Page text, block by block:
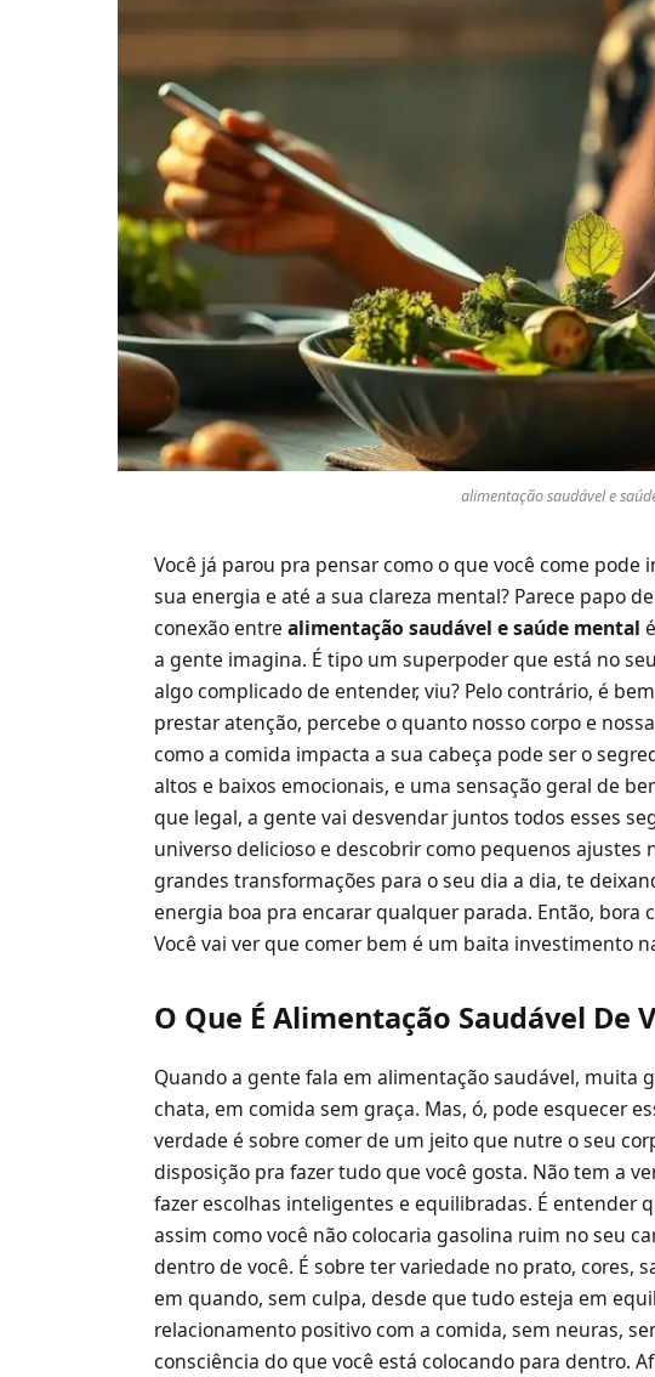
alimentação saudável e
Você já parou pra pensar como o que você come
sua energia e até a sua clareza mental? Parece papo
conexão entrealimentação saudável e saúde mental
a gente imagina. É tipo um superpoder que está no
algo complicado de entender, viu? Pelo contrário, é
prestar atenção, percebe o quanto nosso corpo e
como a comida impacta a sua cabeça pode ser o
altos e baixos emocionais, e uma sensação geral de
que legal, a gente vai desvendar juntos todos esses
universo delicioso e descobrir como pequenos
grandes transformações para o seu dia a dia, te
energia boa pra encarar qualquer parada. Então, bora
Você vai ver que comer bem é um baita investimento
O Que É Alimentação Saudável De
Quando a gente fala em alimentação saudável, muita
chata, em comida sem graça. Mas, ó, pode esquecer
verdade é sobre comer de um jeito que nutre o seu
disposição pra fazer tudo que você gosta. Não tem a
fazer escolhas inteligentes e equilibradas. É entender
assim como você não colocaria gasolina ruim no seu
dentro de você. É sobre ter variedade no prato, cores,
em quando, sem culpa, desde que tudo esteja em
relacionamento positivo com a comida, sem neuras,
consciência do que você está colocando para dentro.